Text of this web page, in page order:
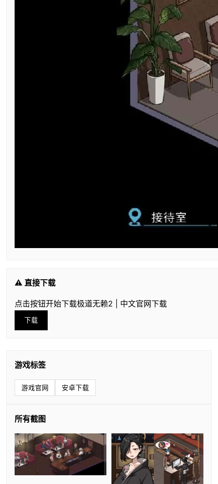
⚠️ 直接下载
点击按钮开始下载极道无赖2 | 中文官网下载
下载
游戏标签
游戏官网 安卓下载
所有截图